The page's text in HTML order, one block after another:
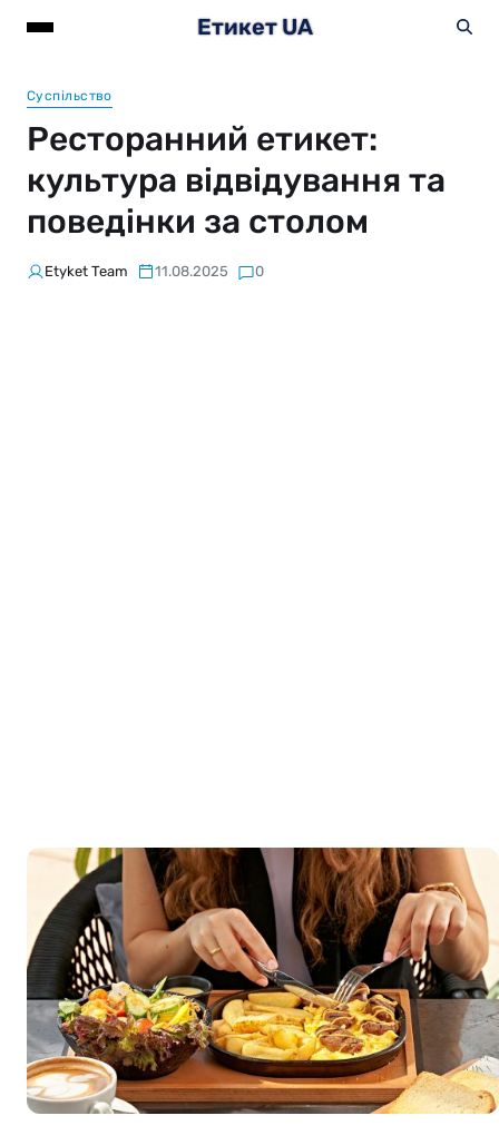
Етикет UA
Суспільство
Ресторанний етикет:
культура відвідування та
поведінки за столом
Etyket Team 11.08.2025 0